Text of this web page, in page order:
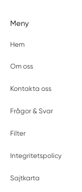
Meny
Hem
Om oss
Kontakta oss
Frågor & Svar
Filter
Integritetspolicy
Sajtkarta